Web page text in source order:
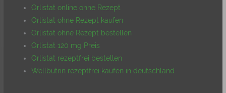
Orlistat online ohne Rezept
Orlistat ohne Rezept kaufen
Orlistat ohne Rezept bestellen
Orlistat 120 mg Preis
Orlistat rezeptfrei bestellen
Wellbutrin rezeptfrei kaufen in deutschland